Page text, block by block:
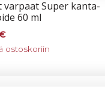
var­paat Su­per kan­ta­
60 ml
ostoskoriin